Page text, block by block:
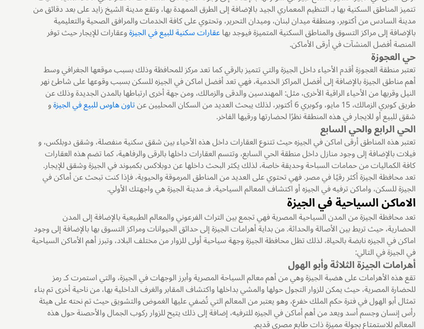
تتميز المناطق السكنية بها بـ التنظيم المعماري الجيد بالإضافة إلى الطرق الممهدة بها، وتقع مدينة الشيخ زايد على بعد دقائق من
مدينة السادس من أكتوبر، ومنطقة ميدان لبنان، وميدان التحرير، وتحتوي على كافة الخدمات والمرافق الصحية والتعليمية
بالإضافة إلى مراكز التسوق والمناطق السكنية المتميزة فيوجد بهاعقارات سكنية للبيع في الجيزةوعقارات للإيجار حيث توفر
المنصة أفضل المنشآت في أرقى الأماكن.
حي العجوزة
تعتبر منطقة العجوزة أقدم الأحياء داخل الجيزة والتي تتميز بالرقي كما تعد مركز للمحافظة وذلك بسبب موقعها الجغرافي وسط
أهم مناطق الجيزة بالإضافة إلى أفضل المراكز الخدمية، فهي تعد أفضل اماكن في الجيزه للسكن بسبب وقوعها على شاطئ نهر
النيل وقربها من الأحياء الراقية الأخرى، مثل: المهندسين والدقى والزمالك، ومن جهة أخرى ارتباطها بالمدن الجديدة وذلك عن
طريق كوبري الزمالك، 15 مايو، وكوبري 6 أكتوبر، لذلك يبحث العديد من السكان المحليين عن تاون هاوس للبيع في الجيزةو
شقق للبيع أو للايجار في هذه المنطقة نظرًا لحضارتها ورقيها الفاخر.
الحي الرابع والحي السابع
تعتبر هذه المناطق أرقى اماكن في الجيزه حيث تتنوع العقارات داخل هذه الأحياء بين شقق سكنية منفصلة، وشقق دوبلكس، و
فيلات بالإضافة إلى وجود منازل داخل منطقة الحي السابع، وتتسم العقارات داخلها بالرقى والرفاهية، كما تضم هذه العقارات
كافة الكماليات من حمامات السباحة وحديقة خاصة، لذلك يكثر البحث داخلها عن دوبلاكس بكمبوند في الجيزة وشقق للإيجار.
تعد محافظة الجيزة أكثر رقيًا في مصر. فهي تحتوي على العديد من المناطق المرموقة والحيوية، فإذا كنت تبحث عن أماكن في
الجيزة للسكن، واماكن ترفيه في الجيزه أو اكتشاف المعالم السياحية، فـ مدينة الجيزة هي واجهتك الأولي.
الاماكن السياحية في الجيزة
تعد محافظة الجيزة من المدن السياحية المصرية فهي تجمع بين التراث الفرعوني والمعالم الطبيعية بالإضافة إلى المدن
الحضارية، حيث تربط بين الأصالة والحداثة. من بداية أهرامات الجيزة إلى حدائق الحيوانات ومراكز التسوق بها بالإضافة إلى وجود
اماكن في الجيزه نابضة بالحياة، لذلك تظل محافظة الجيزة وجهة سياحية أولى للزوار من مختلف البلاد، وتبرز أهم الأماكن السياحية
في الجيزة في التالي:
أهرامات الجيزة الثلاثة وأبو الهول
تقع هذه الأهرامات على هضبة الجيزة وهي من أهم معالم السياحة المصرية وأبرز الوجهات في الجيزة، والتي استمرت كـ رمز
للحضارة المصرية، حيث يمكن للزوار التجول حولها والمشي بداخلها واكتشاف المقابر والغرف الداخلية بها، من ناحية أخرى تم بناء
تمثال أبو الهول في فترة حكم الملك خفرع، وهو يعتبر من المعالم التي تُضفي عليها الغموض والتشويق حيث تم نحته على هيئة
رأس إنسان وجسم أسد ويعد من أهم أماكن في الجيزه للترفيه، إضافة إلى ذلك يتيح للزوار ركوب الجمال والأحصنة حول هذه
المعالم للاستمتاع بجولة مميزة ذات طابع مصري قديم.